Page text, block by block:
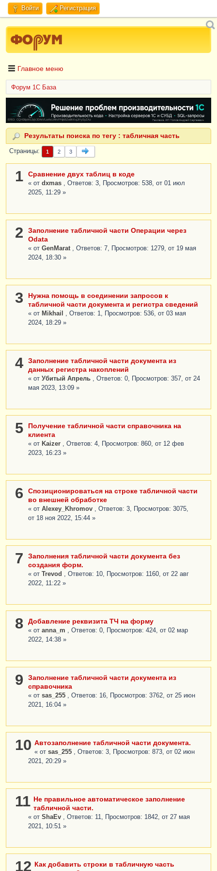
Войти Регистрация
Главное меню
Форум 1C База
ERID: CQH36pWzJqVJD4xVLsnhcU4hVPNjkBZe8KKxjJiYySyZAz
Результаты поиска по тегу : табличная часть
Страницы 1 2 3
1 Сравнение двух таблиц в коде
« от dxmas
, Ответов: 3, Просмотров: 538, от 01 июл
2025, 11:29 »
2
Заполнение табличной части Операции через
Odata
« от GenMarat
, Ответов: 7, Просмотров: 1279, от 19 мая
2024, 18:30 »
3
Нужна помощь в соединении запросов к
табличной части документа и регистра сведений
« от Mikhail
, Ответов: 1, Просмотров: 536, от 03 мая
2024, 18:29 »
4
Заполнение табличной части документа из
данных регистра накоплений
« от Убитый Апрель
, Ответов: 0, Просмотров: 357, от 24
мая 2023, 13:09 »
5
Получение табличной части справочника на
клиента
« от Kaizer
, Ответов: 4, Просмотров: 860, от 12 фев
2023, 16:23 »
6
Спозиционироваться на строке табличной части
во внешней обработке
« от Alexey_Khromov
, Ответов: 3, Просмотров: 3075,
от 18 ноя 2022, 15:44 »
7
Заполнения табличной части документа без
создания форм.
« от Trevod
, Ответов: 10, Просмотров: 1160, от 22 авг
2022, 11:22 »
8 Добавление реквизита ТЧ на форму
« от anna_m
, Ответов: 0, Просмотров: 424, от 02 мар
2022, 14:38 »
9
Заполнение табличной части документа из
справочника
« от sas_255
, Ответов: 16, Просмотров: 3762, от 25 июн
2021, 16:04 »
10 Автозаполнение табличной части документа.
« от sas_255
, Ответов: 3, Просмотров: 873, от 02 июн
2021, 20:29 »
11 Не правильное автоматическое заполнение
табличной части.
« от ShaEv
, Ответов: 11, Просмотров: 1842, от 27 мая
2021, 10:51 »
12 Как добавить строки в табличную часть